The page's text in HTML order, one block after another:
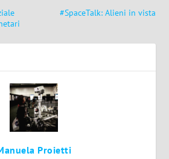
#SpaceTalk: Alieni in vista
Proietti